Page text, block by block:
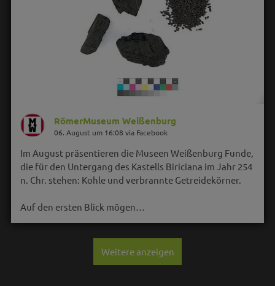
RömerMuseum Weißenburg
06. August um 16:08 via Facebook
Im August präsentieren die Museen Weißenburg Funde,
die für den Untergang des Kastells Biriciana im Jahr 254
n. Chr. stehen: Kohle und verbrannte Getreidekörner.
Auf den ersten Blick mögen…
Weitere anzeigen